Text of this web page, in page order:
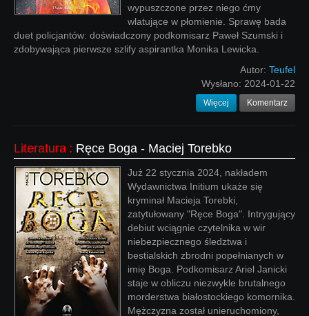
wypuszczone przez niego ćmy
wlatujące w płomienie. Sprawę bada
duet policjantów: doświadczony podkomisarz Paweł Szumski i
zdobywająca pierwsze szlify aspirantka Monika Lewicka.
Autor: Teufel
Wysłano: 2024-01-22
Więcej Komentarz
Literatura : Ręce Boga - Maciej Torebko
Już 22 stycznia 2024, nakładem
Wydawnictwa Initium ukaże się
kryminał Macieja Torebki,
zatytułowany "Ręce Boga". Intrygujący
debiut wciągnie czytelnika w wir
niebezpiecznego śledztwa i
bestialskich zbrodni popełnianych w
imię Boga. Podkomisarz Ariel Janicki
staje w obliczu niezwykle brutalnego
morderstwa białostockiego komornika.
Mężczyzna został unieruchomiony,